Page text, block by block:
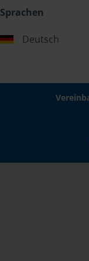
Sprachen
Deutsch